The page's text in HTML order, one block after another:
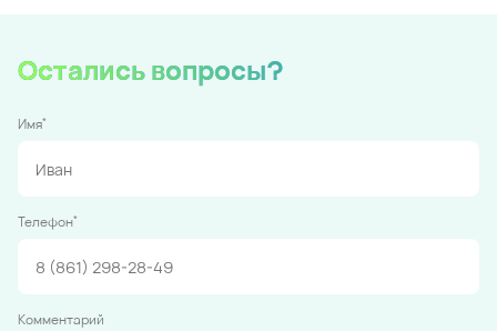
Остались вопросы?
Имя*
Телефон*
Комментарий